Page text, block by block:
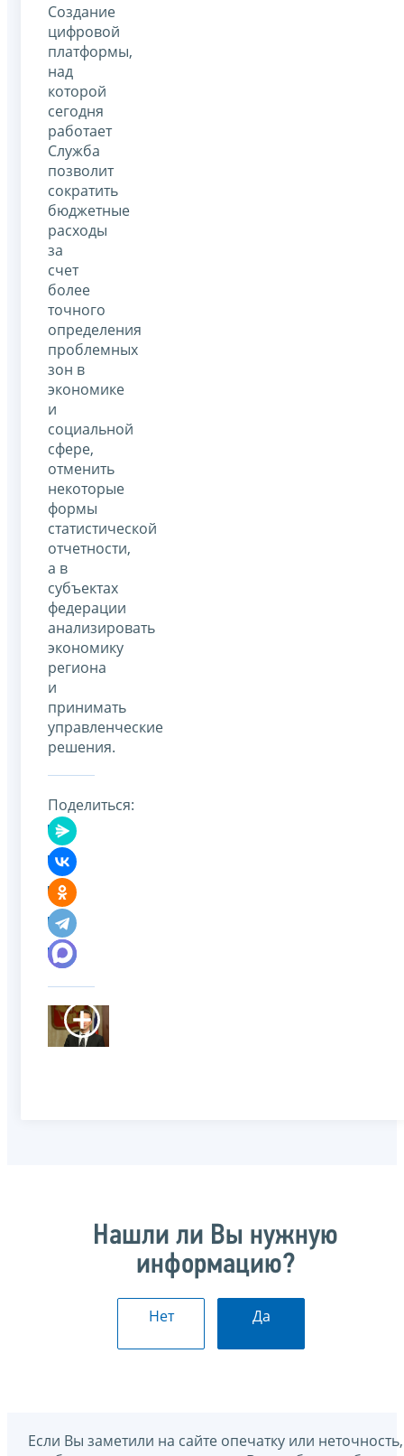
Создание
цифровой
платформы,
над
которой
сегодня
работает
Служба
позволит
сократить
бюджетные
расходы
за
счет
более
точного
определения
проблемных
зон в
экономике
и
социальной
сфере,
отменить
некоторые
формы
статистической
отчетности,
а в
субъектах
федерации
анализировать
экономику
региона
и
принимать
управленческие
решения.
Поделиться:
Нашли ли Вы нужную
информацию?
Нет Да
Если Вы заметили на сайте опечатку или неточность,